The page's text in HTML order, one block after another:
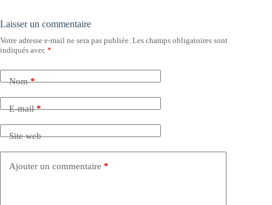
Laisser un commentaire
Votre adresse e-mail ne sera pas publiée. Les champs obligatoires sont
indiqués avec *
Nom*
E-mail*
Site web
Ajouter un commentaire *